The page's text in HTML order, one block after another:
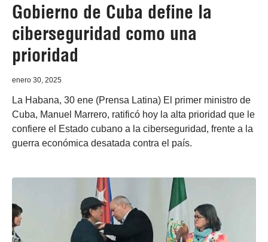
Gobierno de Cuba define la
ciberseguridad como una
prioridad
enero 30, 2025
La Habana, 30 ene (Prensa Latina) El primer ministro de
Cuba, Manuel Marrero, ratificó hoy la alta prioridad que le
confiere el Estado cubano a la ciberseguridad, frente a la
guerra económica desatada contra el país.